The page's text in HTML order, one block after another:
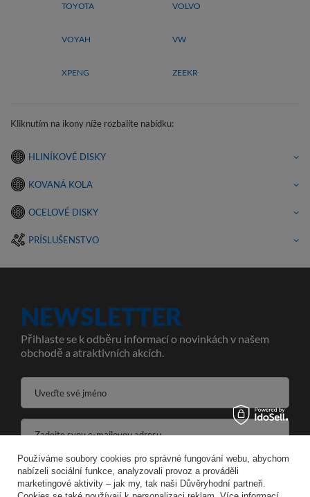
TOYOTA VOLVO
VOYAH VW
XPENG ZEEKR
Kliknutím na ikony níže rozbalíte nabídku:
HLINÍKOVÉ DISKY
KOVANÁ KOLA
OCELOVÉ DISKY
PRÍSLUŠENSTVO
NEWSLETTER
Přihlaste se k odběru informací o novinkách v našem
obchodě a atraktivních akcích.
Uveďte své jméno
Zadejte svou e-mailovou adresu
Souhlasím se zpracováním svých osobních údajů pro účely a v rozsahu služby Newsletter ve formátu
Používáme soubory cookies pro správné fungování webu, abychom
nabízeli sociální funkce, analyzovali provoz a prováděli
marketingové aktivity – jak my, tak naši Důvěryhodní partneři.